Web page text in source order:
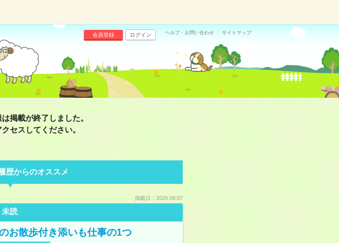
会員登録 ログイン ヘルプ・お問い合わせ サイトマップ
掲載が終了しました。
セスしてください。
歴からのオススメ
掲載日：2026.08.07
未読
お散歩付き添いも仕事の1つ